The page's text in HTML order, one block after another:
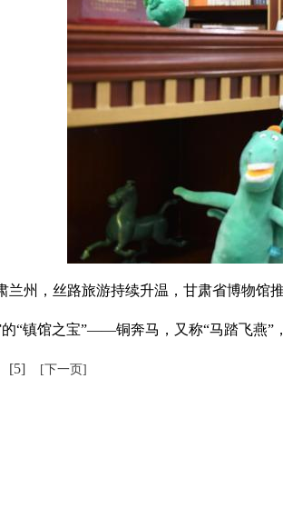
州，丝路旅游持续升温，甘肃省博物馆
镇馆之宝”——铜奔马，又称“马踏飞燕”
[5] [下一页]